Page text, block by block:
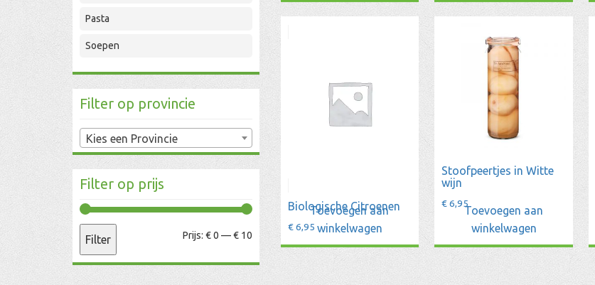
Pasta
Soepen
Filter op provincie
Kies een Provincie
Filter op prijs
Min.
Max.
Filter Prijs: € 0 —€ 10
Biologische Citroenen
€6,95
Toevoegen aan
winkelwagen
Stoofpeertjes in Witte
wijn
€6,95
Toevoegen aan
winkelwagen